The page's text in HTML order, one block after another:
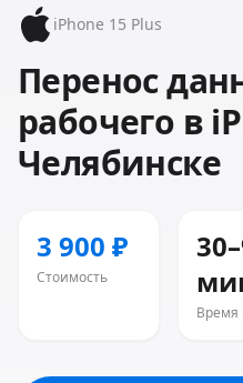
iPhone 15 Plus
Перенос
рабочего в
Челябинске
3 900 ₽
Стоимость
Время